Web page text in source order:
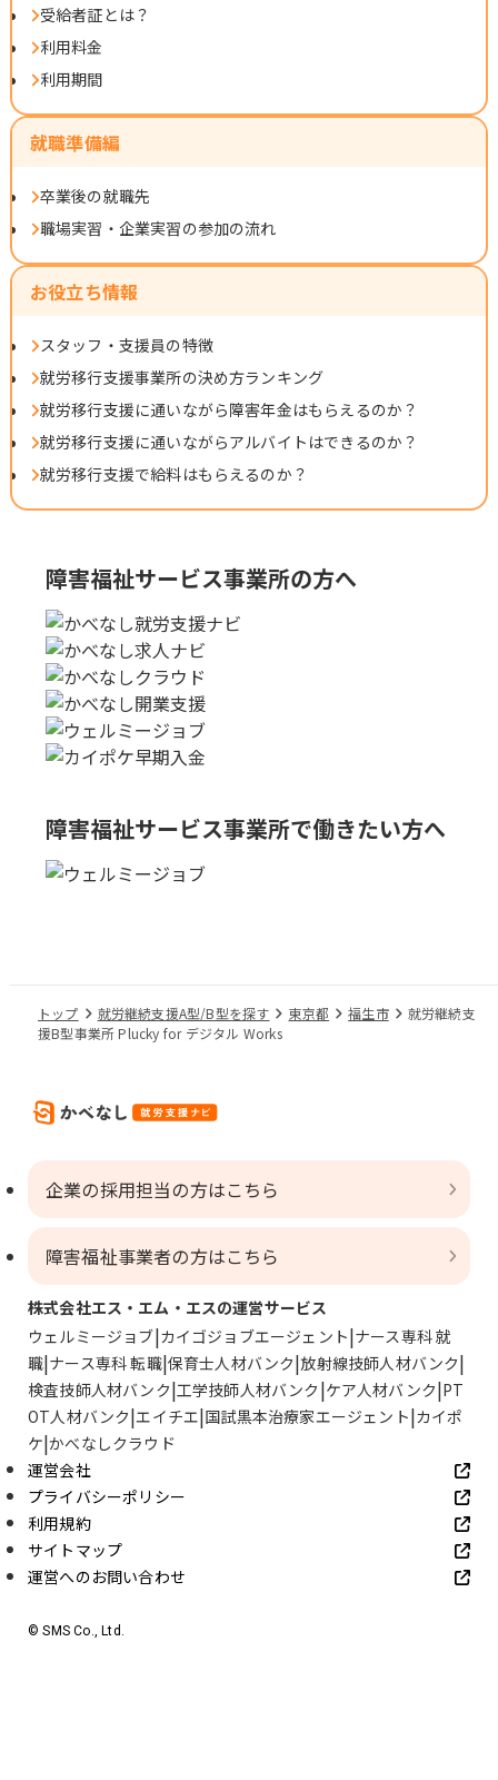
受給者証とは？
利用料金
利用期間
就職準備編
卒業後の就職先
職場実習・企業実習の参加の流れ
お役立ち情報
スタッフ・支援員の特徴
就労移行支援事業所の決め方ランキング
就労移行支援に通いながら障害年金はもらえるのか？
就労移行支援に通いながらアルバイトはできるのか？
就労移行支援で給料はもらえるのか？
障害福祉サービス事業所の方へ
障害福祉サービス事業所で働きたい方へ
トップ 就労継続支援A型/B型を探す 東京都 福生市
就労継続支
援B型事業所 Plucky for デジタル Works
企業の採用担当の方はこちら
障害福祉事業者の方はこちら
株式会社エス・エム・エスの運営サービス
ウェルミージョブ カイゴジョブエージェント ナース専科 就
職 ナース専科 転職 保育士人材バンク 放射線技師人材バンク
検査技師人材バンク 工学技師人材バンク ケア人材バンク PT
OT人材バンク エイチエ 国試黒本治療家エージェント カイポ
ケ かべなしクラウド
運営会社
プライバシーポリシー
利用規約
サイトマップ
運営へのお問い合わせ
© SMS Co., Ltd.